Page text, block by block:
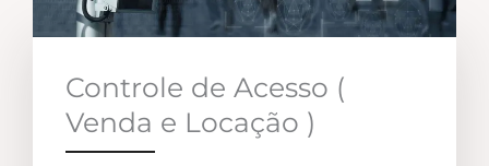
Controle de Acesso (
Venda e Locação )